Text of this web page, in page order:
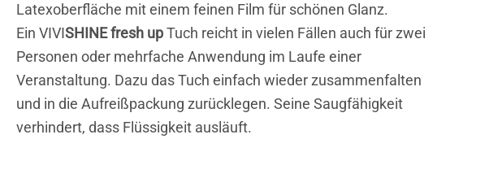
Latexoberfläche mit einem feinen Film für schönen Glanz.
Ein VIVISHINE fresh upTuch reicht in vielen Fällen auch für zwei
Personen oder mehrfache Anwendung im Laufe einer
Veranstaltung. Dazu das Tuch einfach wieder zusammenfalten
und in die Aufreißpackung zurücklegen. Seine Saugfähigkeit
verhindert, dass Flüssigkeit ausläuft.